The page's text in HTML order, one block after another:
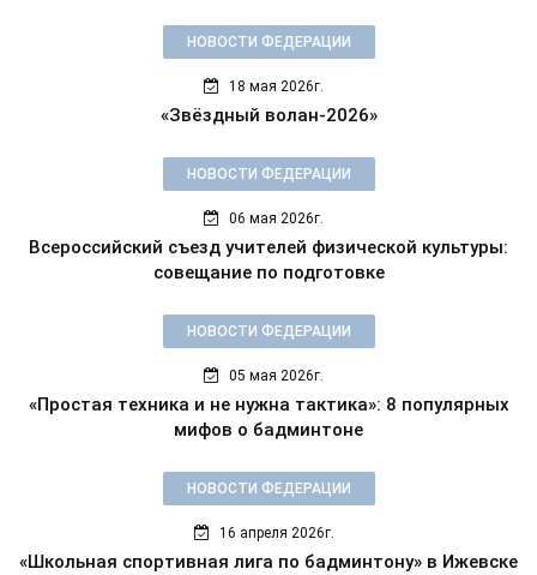
НОВОСТИ ФЕДЕРАЦИИ
18 мая 2026г.
«Звёздный волан-2026»
НОВОСТИ ФЕДЕРАЦИИ
06 мая 2026г.
Всероссийский съезд учителей физической культуры:
совещание по подготовке
НОВОСТИ ФЕДЕРАЦИИ
05 мая 2026г.
«Простая техника и не нужна тактика»: 8 популярных
мифов о бадминтоне
НОВОСТИ ФЕДЕРАЦИИ
16 апреля 2026г.
«Школьная спортивная лига по бадминтону» в Ижевске